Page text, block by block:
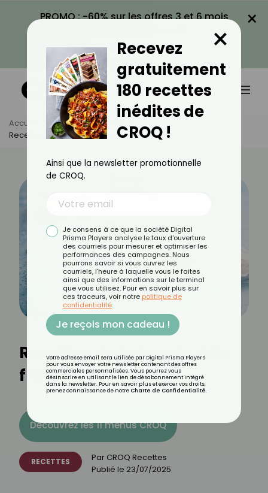
PROMO : -60% sur les offres 3 et 6 mois
VOIR LA PROMO
×
Accueil Actus
Recettes
Recettes De Beignets À La Fraise
Recettes de beignets à la
fraise
Découvrez les 11 menus CROQ
RECETTES Par CROQ Recettes
Publié le 23/07/2025
Recevez
gratuitement
180 recettes
inédites de
CROQ !
×
Ainsi que la newsletter promotionnelle
de CROQ.
Je consens à ce que la société Digital
Prisma Players analyse le taux d'ouverture
des courriels pour mesurer et optimiser les
performances des campagnes. Nous
pourrons savoir si vous ouvrez les
courriels, l'heure à laquelle vous le faites
ainsi que des informations sur le terminal
que vous utilisez. Pour en savoir plus sur
ces traceurs, voir notre politique de
confidentialité.
Je reçois mon cadeau !
Votre adresse email sera utilisée par Digital Prisma Players
pour vous envoyer votre newsletter contenant des offres
commerciales personnalisées. Vous pourrez vous
désinscrire en utilisant le lien de désabonnement intégré
dans la newsletter. Pour en savoir plus et exercer vos droits,
prenez connaissance de notre Charte de Confidentialité.